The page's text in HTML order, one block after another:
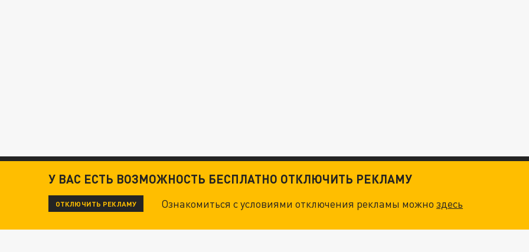
У ВАС ЕСТЬ ВОЗМОЖНОСТЬ БЕСПЛАТНО ОТКЛЮЧИТЬ РЕКЛАМУ
ОТКЛЮЧИТЬ РЕКЛАМУ Ознакомиться с условиями отключения рекламы можноздесь